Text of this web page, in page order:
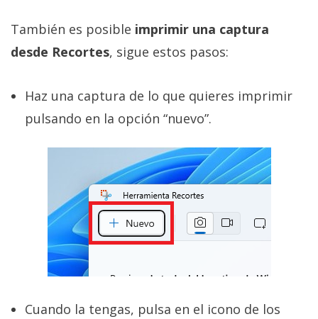
También es posible imprimir una captura
desde Recortes, sigue estos pasos:
Haz una captura de lo que quieres imprimir
pulsando en la opción “nuevo”.
Cuando la tengas, pulsa en el icono de los